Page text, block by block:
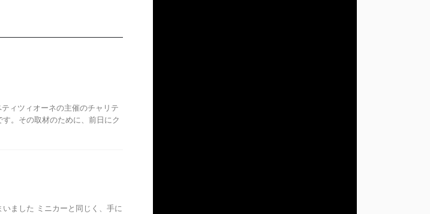
ィツィオーネの主催のチャリテ
。その取材のために、前日にク
ました ミニカーと同じく、手に